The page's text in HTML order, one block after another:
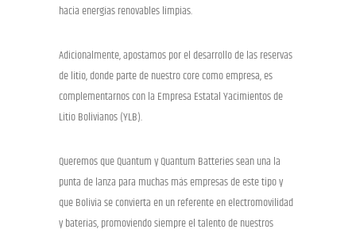
hacia energías renovables limpias.
Adicionalmente, apostamos por el desarrollo de las reservas
de litio, donde parte de nuestro core como empresa, es
complementarnos con la Empresa Estatal Yacimientos de
Litio Bolivianos (YLB).
Queremos que Quantum y Quantum Batteries sean una la
punta de lanza para muchas más empresas de este tipo y
que Bolivia se convierta en un referente en electromovilidad
y baterías, promoviendo siempre el talento de nuestros